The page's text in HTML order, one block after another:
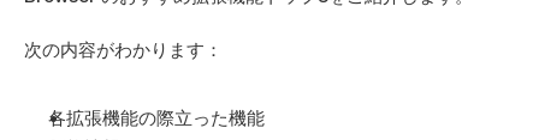
次の内容がわかります：
各拡張機能の際立った機能